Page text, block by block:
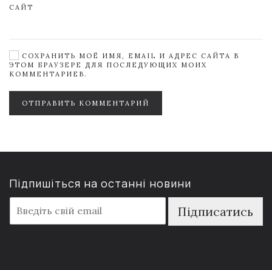
САЙТ
СОХРАНИТЬ МОЁ ИМЯ, EMAIL И АДРЕС САЙТА В
ЭТОМ БРАУЗЕРЕ ДЛЯ ПОСЛЕДУЮЩИХ МОИХ
КОММЕНТАРИЕВ.
ОТПРАВИТЬ КОММЕНТАРИЙ
Підпишіться на останні новини
m
a
Підписатись